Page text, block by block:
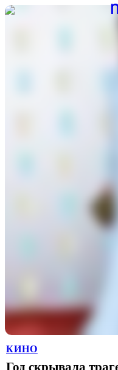
КИНО
Год скрывала